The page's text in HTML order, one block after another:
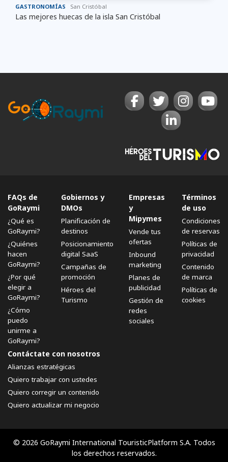
GASTRONOMÍAS San Cristóbal
Las mejores huecas de la isla San Cristóbal
FAQs de
GoRaymi
¿Qué es
GoRaymi?
¿Quiénes
hacen
GoRaymi?
¿Por qué
elegir a
GoRaymi?
¿Cómo
puedo
unirme a
GoRaymi?
Gobiernos y
DMOs
Planificación de
destinos
Posicionamiento
digital SaaS
Campañas de
promoción
Héroes del
Turismo
Empresas
y
Mipymes
Vende tus
ofertas
Inbound
marketing
Planes de
publicidad
Gestión de
redes
sociales
Términos
de uso
Condiciones
de reservas
Políticas de
privacidad
Contenido
de marca
Políticas de
cookies
Contáctate con nosotros
Alianzas estratégicas
Quiero trabajar con ustedes
Quiero corregir un contenido
Quiero actualizar mi negocio
© 2026 GoRaymi International TouristicPlatform S.A. Todos
los derechos reservados.